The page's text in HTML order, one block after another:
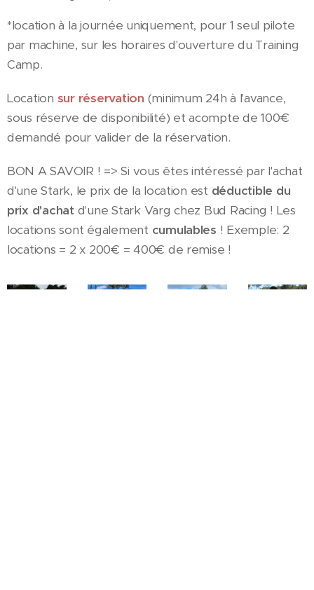
*location à la journée uniquement, pour 1 seul pilote
par machine, sur les horaires d'ouverture du Training
Camp.
Location sur réservation (minimum 24h à l'avance,
sous réserve de disponibilité) et acompte de 100€
demandé pour valider de la réservation.
BON A SAVOIR ! => Si vous êtes intéressé par l'achat
d'une Stark, le prix de la location est déductible du
prix d'achat d'une Stark Varg chez Bud Racing ! Les
locations sont également cumulables ! Exemple: 2
locations = 2 x 200€ = 400€ de remise !